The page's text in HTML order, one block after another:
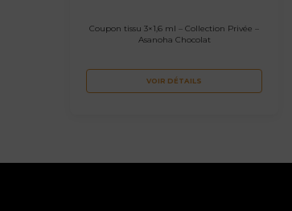
Coupon tissu 3×1,6 ml – Collection Privée –
Asanoha Chocolat
VOIR DÉTAILS